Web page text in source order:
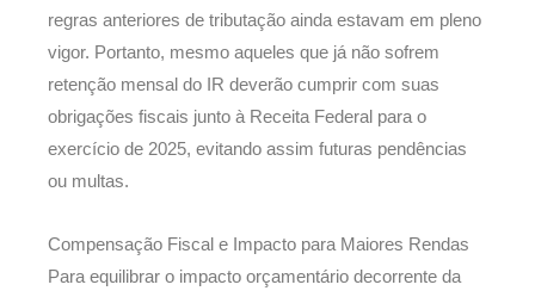
regras anteriores de tributação ainda estavam em pleno
vigor. Portanto, mesmo aqueles que já não sofrem
retenção mensal do IR deverão cumprir com suas
obrigações fiscais junto à Receita Federal para o
exercício de 2025, evitando assim futuras pendências
ou multas.
Compensação Fiscal e Impacto para Maiores Rendas
Para equilibrar o impacto orçamentário decorrente da